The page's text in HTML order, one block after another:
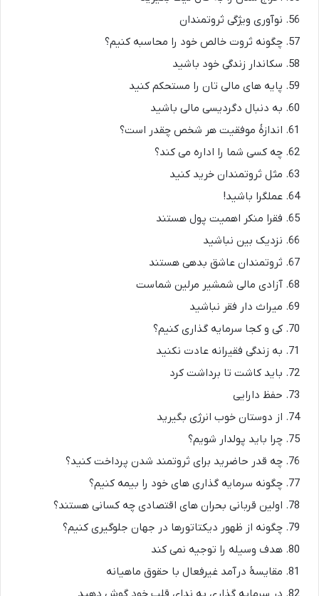
نوآوری ویژگی ثروتمندان
چگونه ثروت خالص خود را محاسبه کنیم؟
سکاندار زندگی خود باشید
پایه های مالی تان را مستحکم کنید
به دنبال دگردیسی مالی باشید
اندازۀ موفقیت هر شخص چقدر است؟
چه کسی شما را اداره می کند؟
مثل ثروتمندان خرید کنید
عملگرا باشید!
فقرا منکر اهمیت پول هستند
نزدیک بین نباشید
ثروتمندان عاشق بدهی هستند
آزادی مالی شمشیر مرلین شماست
میراث دار فقر نباشید
کی و کجا سرمایه گذاری کنیم؟
به زندگی فقیرانه عادت نکنید
باید کاشت تا برداشت کرد
حفظ دارایی
از دوستان خوب انرژی بگیرید
چرا باید پولدار شویم؟
چه قدر حاضرید برای ثروتمند شدن پرداخت کنید؟
چگونه سرمایه گذاری های خود را بیمه کنیم؟
اولین قربانی بحران های اقتصادی چه کسانی هستند؟
چگونه از ظهور دیکتاتورها در جهان جلوگیری کنیم؟
هدف وسیله را توجیه نمی کند
مقایسۀ درآمد غیرفعال با حقوق ماهیانه